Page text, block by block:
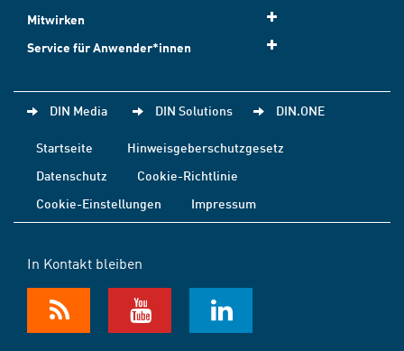
Mitwirken
Service für Anwender*innen
DIN Media DIN Solutions DIN.ONE
Startseite
Hinweisgeberschutzgesetz
Datenschutz
Cookie-Richtlinie
Cookie-Einstellungen
Impressum
In Kontakt bleiben